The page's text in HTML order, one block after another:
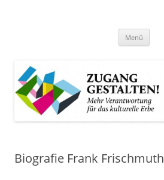
Menü
Biografie Frank Frischmuth